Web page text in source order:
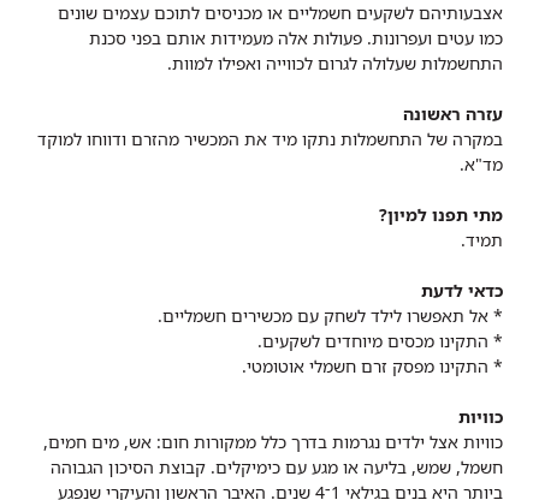
אצבעותיהם לשקעים חשמליים או מכניסים לתוכם עצמים שונים
כמו עטים ועפרונות. פעולות אלה מעמידות אותם בפני סכנת
התחשמלות שעלולה לגרום לכווייה ואפילו למוות.
עזרה ראשונה
במקרה של התחשמלות נתקו מיד את המכשיר מהזרם ודווחו למוקד
מד"א.
מתי תפנו למיון?
תמיד.
כדאי לדעת
* אל תאפשרו לילד לשחק עם מכשירים חשמליים.
* התקינו מכסים מיוחדים לשקעים.
* התקינו מפסק זרם חשמלי אוטומטי.
כוויות
כוויות אצל ילדים נגרמות בדרך כלל ממקורות חום: אש, מים חמים,
חשמל, שמש, בליעה או מגע עם כימיקלים. קבוצת הסיכון הגבוהה
ביותר היא בנים בגילאי 1־4 שנים. האיבר הראשון והעיקרי שנפגע